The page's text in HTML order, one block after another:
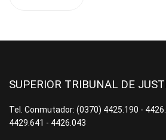
SUPERIOR TRIBUNAL DE
Tel. Conmutador: (0370) 4425.190 -
4429.641 - 4426.043